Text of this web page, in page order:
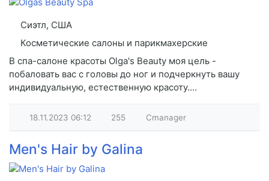
Сиэтл, США
Косметические салоны и парикмахерские
В спа-салоне красоты Olga's Beauty моя цель -
побаловать вас с головы до ног и подчеркнуть вашу
индивидуальную, естественную красоту....
18.11.2023 06:12 255 Cmanager
Men's Hair by Galina